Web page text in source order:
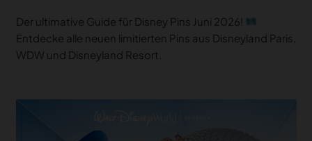
Der ultimative Guide für Disney Pins Juni 2026!
Entdecke alle neuen limitierten Pins aus Disneyland Paris,
WDW und Disneyland Resort.